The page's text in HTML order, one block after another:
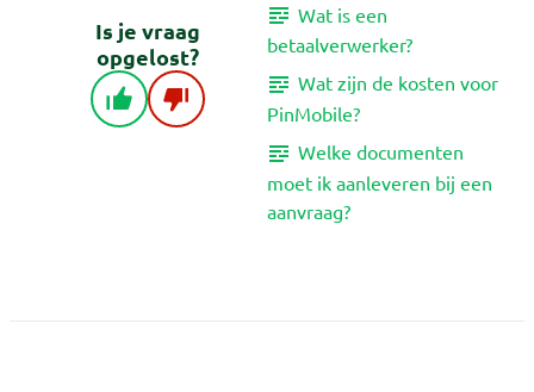
Is je vraag
opgelost?
Wat is een
betaalverwerker?
Wat zijn de kosten voor
PinMobile?
Welke documenten
moet ik aanleveren bij een
aanvraag?